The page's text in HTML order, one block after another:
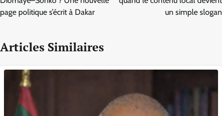
page politique s’écrit à Dakar
un simple slogan
Articles Similaires